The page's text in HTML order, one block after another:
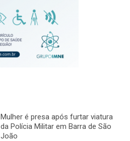
Mulher é presa após furtar viatura
da Polícia Militar em Barra de São
João